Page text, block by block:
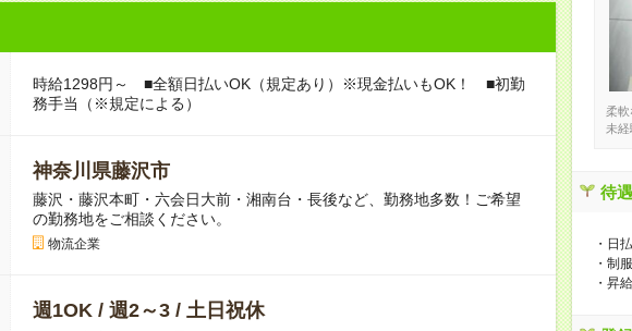
時給1298円～ ■全額日払いOK（規定あり）※現金払いもOK！ ■初勤
務手当（※規定による）
神奈川県藤沢市
藤沢・藤沢本町・六会日大前・湘南台・長後など、勤務地多数！ご希望
の勤務地をご相談ください。
物流企業
週1OK / 週2～3 / 土日祝休
柔
未
待
・日
・制
・昇